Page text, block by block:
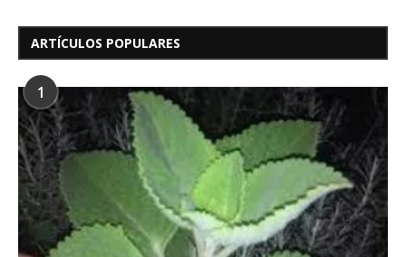
ARTÍCULOS POPULARES
1